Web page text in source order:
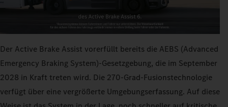
Der Active Brake Assist vorerfüllt bereits die AEBS (Advanced
Emergency Braking System)-Gesetzgebung, die im September
2028 in Kraft treten wird. Die 270‑Grad-Fusionstechnologie
verfügt über eine vergrößerte Umgebungserfassung. Auf diese